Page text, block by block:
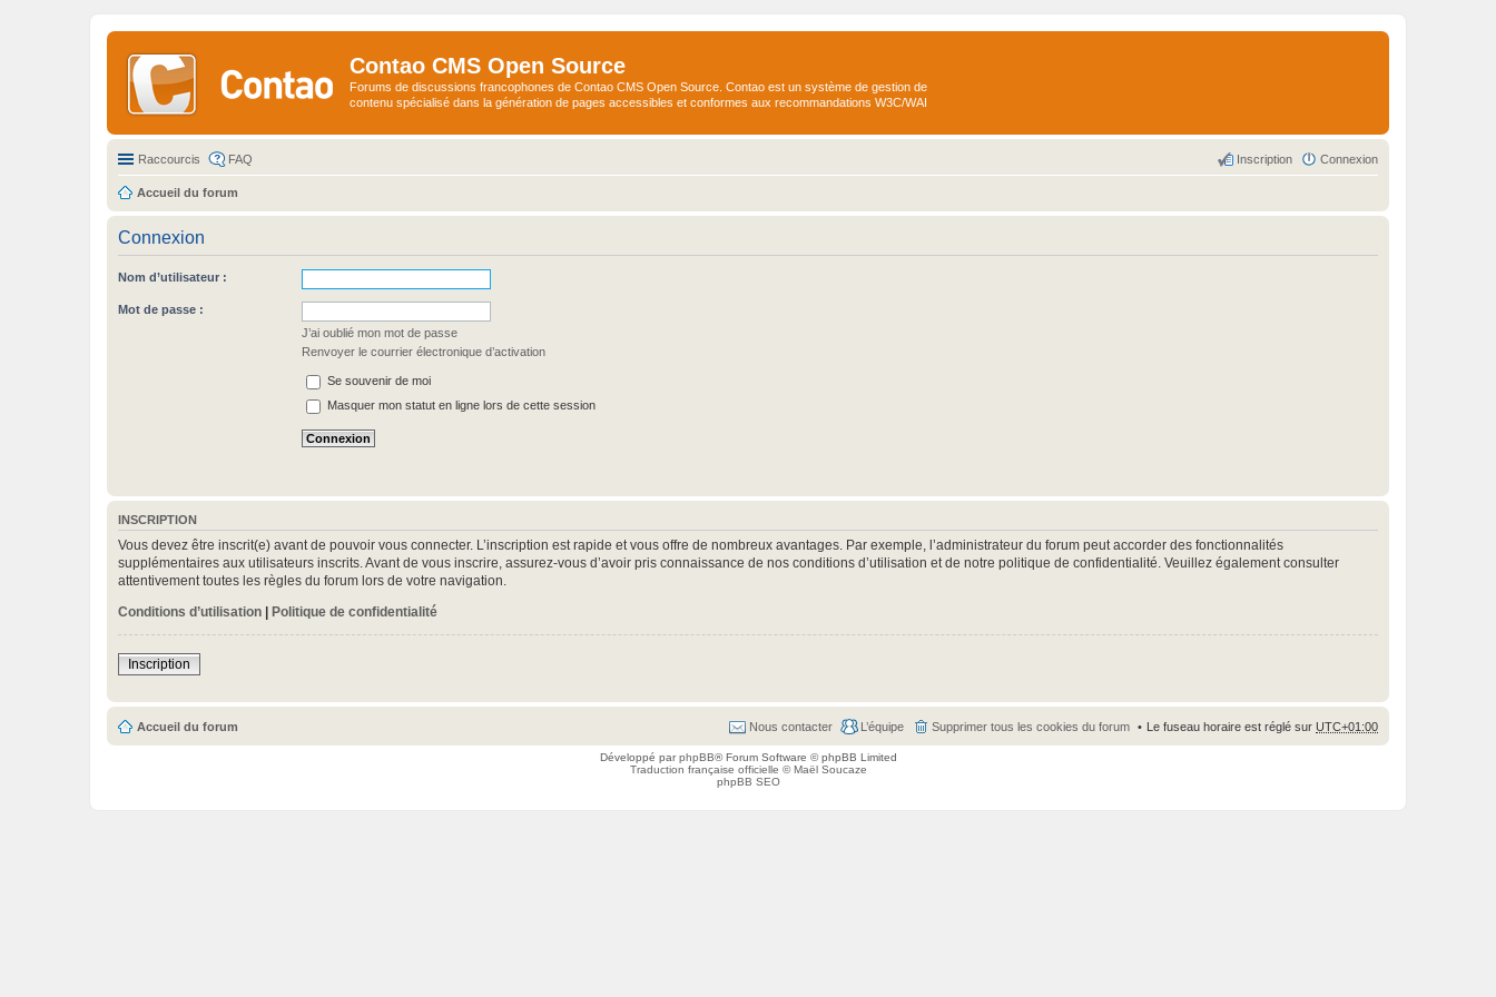
Contao CMS Open Source
Forums de discussions francophones de Contao CMS Open Source. Contao est un système de gestion de
contenu spécialisé dans la génération de pages accessibles et conformes aux recommandations W3C/WAI
Raccourcis FAQ Connexion
Inscription
Accueil du forum
Connexion
Nom d’utilisateur :
Mot de passe :
J’ai oublié mon mot de passe
Renvoyer le courrier électronique d’activation
Se souvenir de moi
Masquer mon statut en ligne lors de cette session
INSCRIPTION
Vous devez être inscrit(e) avant de pouvoir vous connecter. L’inscription est rapide et vous offre de nombreux avantages. Par exemple, l’administrateur du forum peut accorder des fonctionnalités
supplémentaires aux utilisateurs inscrits. Avant de vous inscrire, assurez-vous d’avoir pris connaissance de nos conditions d’utilisation et de notre politique de confidentialité. Veuillez également consulter
attentivement toutes les règles du forum lors de votre navigation.
Conditions d’utilisation
Politique de confidentialité
Inscription
Accueil du forum Le fuseau horaire est réglé sur UTC+01:00
Supprimer tous les cookies du forum
L’équipe
Nous contacter
Développé parphpBB® Forum Software © phpBB Limited
Traduction française officielle ©Maël Soucaze
phpBB SEO